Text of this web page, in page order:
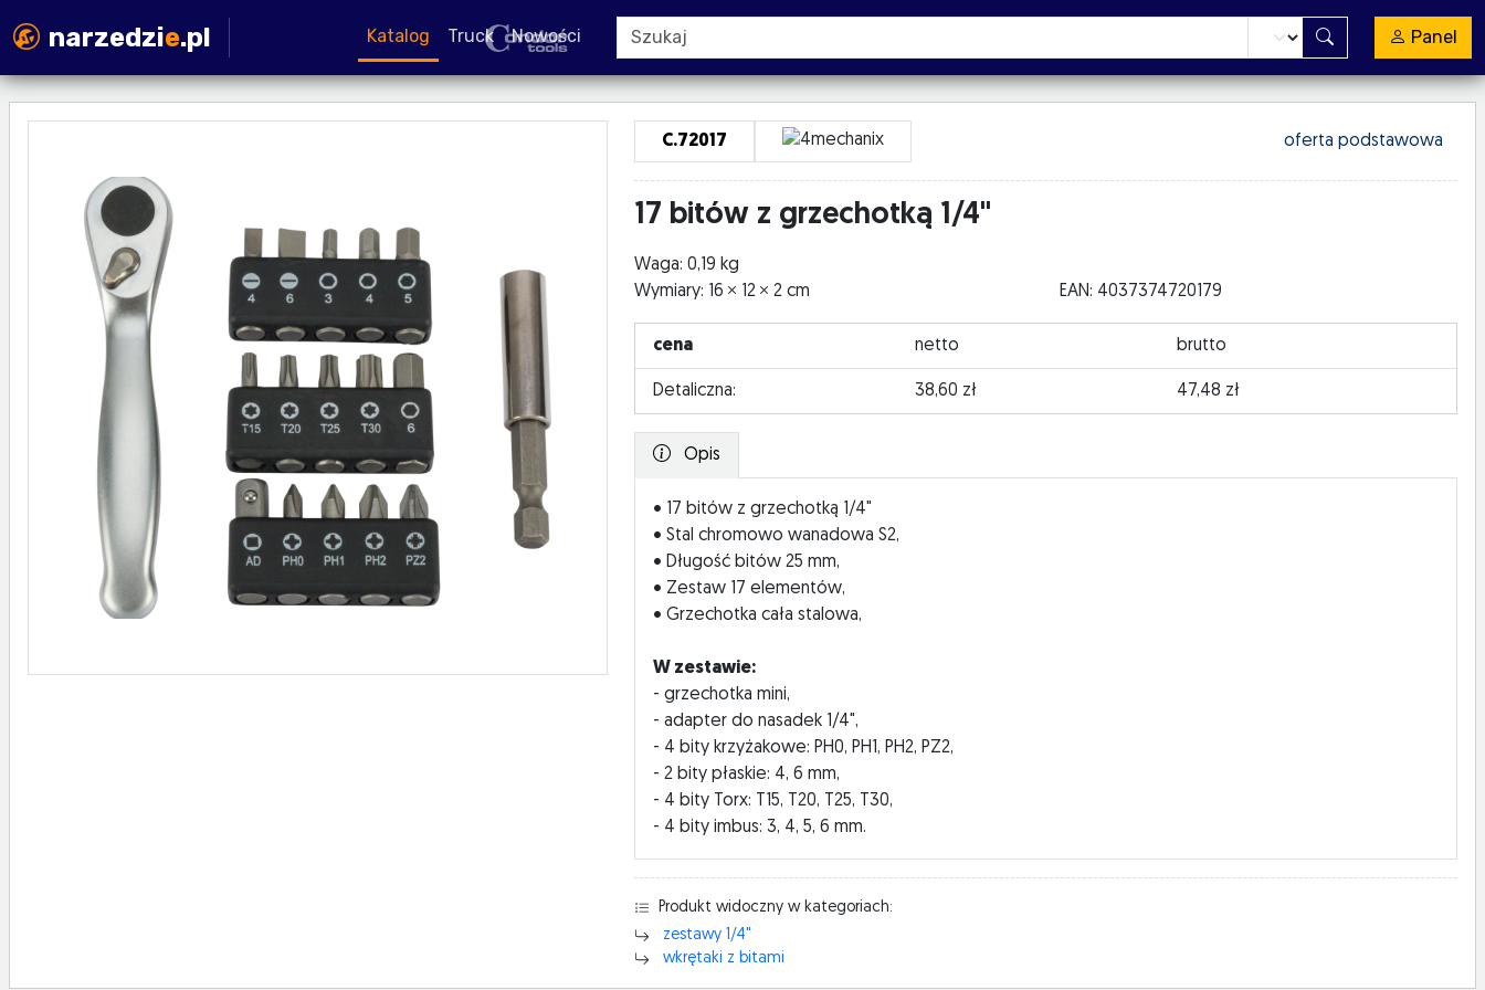
narzedzie.pl Katalog Truck Nowości Panel
C.72017 oferta podstawowa
17 bitów z grzechotką 1/4"
Waga: 0,19 kg
Wymiary: 16
12 2 cm EAN: 4037374720179
cena netto brutto
Detaliczna: 38,60 zł 47,48 zł
Opis
• 17 bitów z grzechotką 1/4"
• Stal chromowo wanadowa S2,
• Długość bitów 25 mm,
• Zestaw 17 elementów,
• Grzechotka cała stalowa,
W zestawie:
- grzechotka mini,
- adapter do nasadek 1/4",
- 4 bity krzyżakowe: PH0, PH1, PH2, PZ2,
- 2 bity płaskie: 4, 6 mm,
- 4 bity Torx: T15, T20, T25, T30,
- 4 bity imbus: 3, 4, 5, 6 mm.
Produkt widoczny w kategoriach:
zestawy 1/4"
wkrętaki z bitami